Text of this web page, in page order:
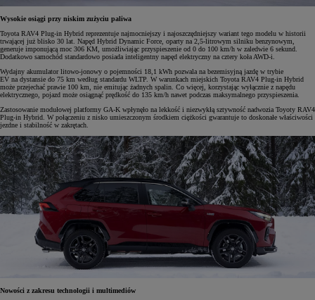
Wysokie osiągi przy niskim zużyciu paliwa
Toyota RAV4 Plug-in Hybrid reprezentuje najmocniejszy i najoszczędniejszy wariant tego modelu w historii
trwającej już blisko 30 lat. Napęd Hybrid Dynamic Force, oparty na 2,5-litrowym silniku benzynowym,
generuje imponującą moc 306 KM, umożliwiając przyspieszenie od 0 do 100 km/h w zaledwie 6 sekund.
Dodatkowo samochód standardowo posiada inteligentny napęd elektryczny na cztery koła AWD-i.
Wydajny akumulator litowo-jonowy o pojemności 18,1 kWh pozwala na bezemisyjną jazdę w trybie
EV na dystansie do 75 km według standardu WLTP. W warunkach miejskich Toyota RAV4 Plug-in Hybrid
może przejechać prawie 100 km, nie emitując żadnych spalin. Co więcej, korzystając wyłącznie z napędu
elektrycznego, pojazd może osiągnąć prędkość do 135 km/h nawet podczas maksymalnego przyspieszenia.
Zastosowanie modułowej platformy GA-K wpłynęło na lekkość i niezwykłą sztywność nadwozia Toyoty RAV4
Plug-in Hybrid. W połączeniu z nisko umieszczonym środkiem ciężkości gwarantuje to doskonałe właściwości
jezdne i stabilność w zakrętach.
Nowości z zakresu technologii i multimediów